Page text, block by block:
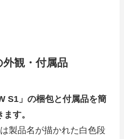
観・付属品
S1」の梱包と付属品を簡
す。
製品名が描かれた白色段